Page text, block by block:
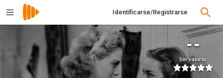
Identificarse/Registrarse
--
Sin valorar